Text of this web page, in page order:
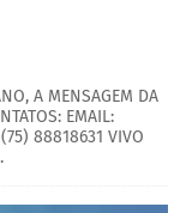
A MENSAGEM DA
EMAIL:
88818631 VIVO